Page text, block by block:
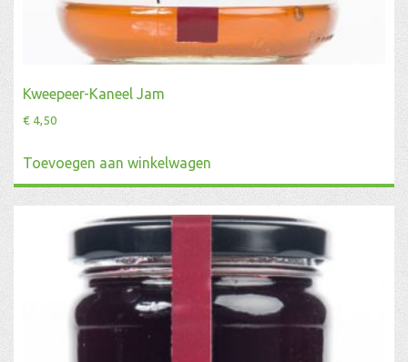
Kweepeer-Kaneel Jam
€ 4,50
Toevoegen aan winkelwagen